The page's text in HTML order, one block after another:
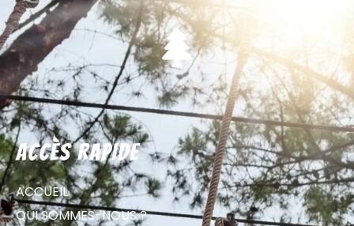
Accès rapide
ACCUEIL
QUI SOMMES-NOUS ?